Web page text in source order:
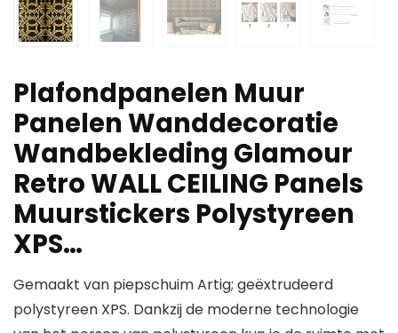
Plafondpanelen Muur
Panelen Wanddecoratie
Wandbekleding Glamour
Retro WALL CEILING Panels
Muurstickers Polystyreen
XPS…
Gemaakt van piepschuim Artig; geëxtrudeerd
polystyreen XPS. Dankzij de moderne technologie